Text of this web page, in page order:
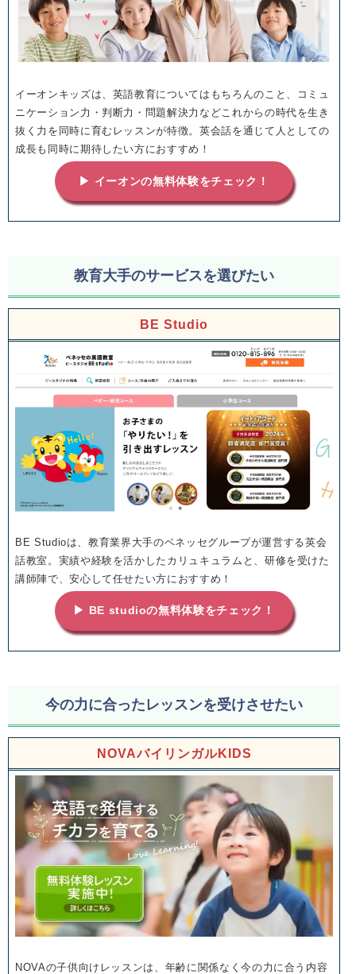
イーオンキッズは、英語教育についてはもちろんのこと、コミュ
ニケーション力・判断力・問題解決力などこれからの時代を生き
抜く力を同時に育むレッスンが特徴。英会話を通じて人としての
成長も同時に期待したい方におすすめ！
▶ イーオンの無料体験をチェック！
教育大手のサービスを選びたい
BE Studio
BE Studioは、教育業界大手のベネッセグループが運営する英会
話教室。実績や経験を活かしたカリュキュラムと、研修を受けた
講師陣で、安心して任せたい方におすすめ！
▶ BE studioの無料体験をチェック！
今の力に合ったレッスンを受けさせたい
NOVAバイリンガルKIDS
NOVAの子供向けレッスンは、年齢に関係なく今の力に合う内容